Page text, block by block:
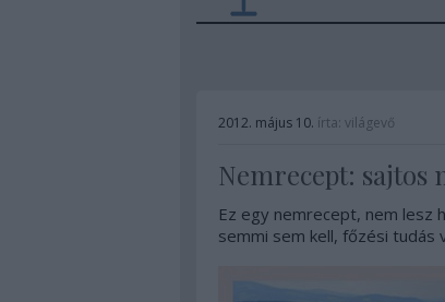
2012. május 10. írta: világevő
Nemrecept: sajtos
Ez egy nemrecept, nem lesz
semmi sem kell, főzési tudás